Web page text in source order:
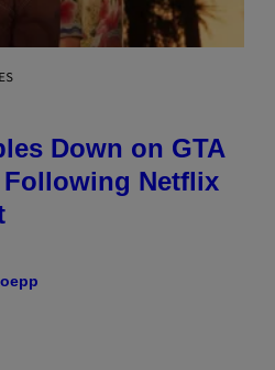
Down on GTA
Following Netflix